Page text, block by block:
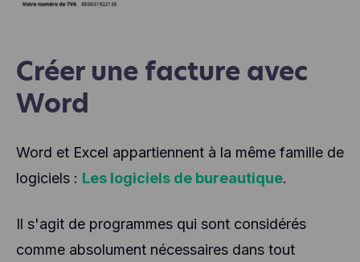
Créer une facture avec
Word
Word et Excel appartiennent à la même famille de
logiciels : Les logiciels de bureautique.
Il s'agit de programmes qui sont considérés
comme absolument nécessaires dans tout